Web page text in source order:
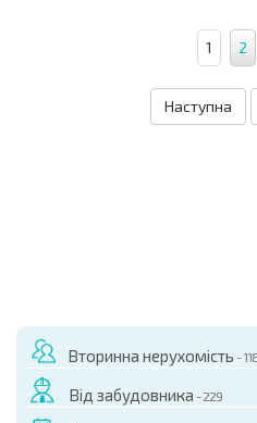
1 2
Наступна
Вторинна нерухомість -
Від забудовника - 229